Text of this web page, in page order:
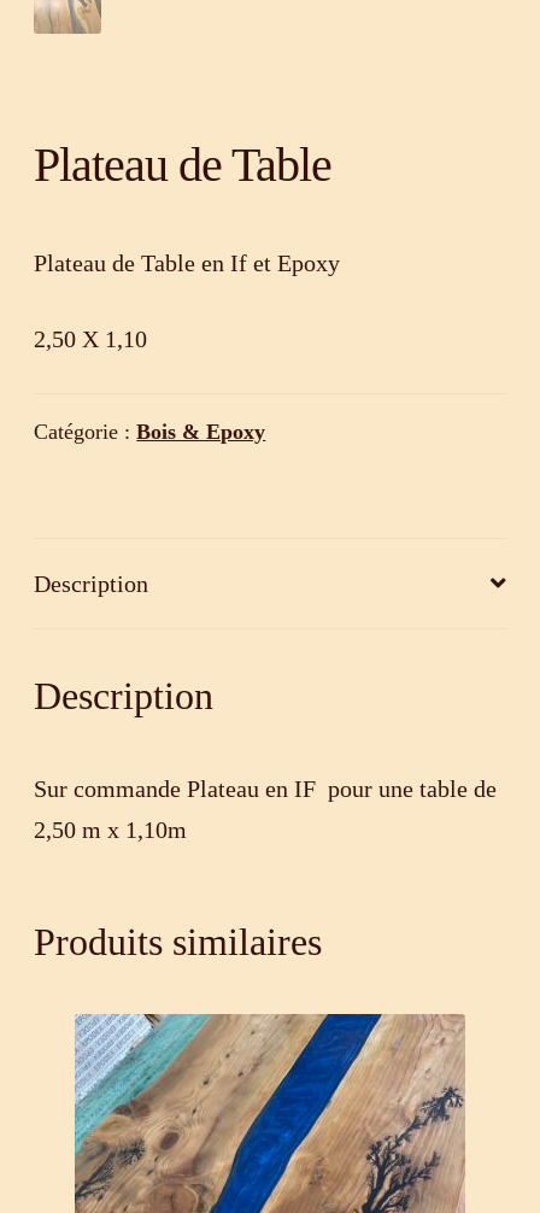
Plateau de Table
Plateau de Table en If et Epoxy
2,50 X 1,10
Catégorie :Bois & Epoxy
Description
Description
Sur commande Plateau en IF pour une table de
2,50 m x 1,10m
Produits similaires